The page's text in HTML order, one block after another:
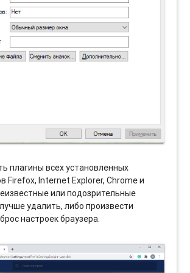
плагины всех установленных
Firefox, Internet Explorer, Chrome и
или подозрительные
удалить, либо произвести
настроек браузера.